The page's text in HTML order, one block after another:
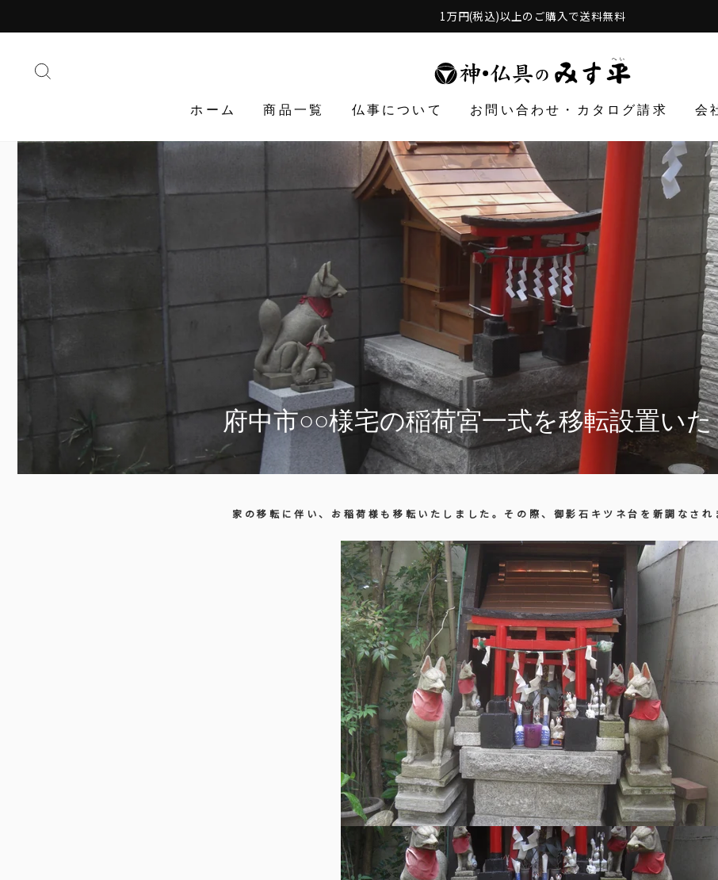
missing:
1万円(税込)以上のご購入で送料無料
ホーム 商品一覧 仏事について お問い合わせ・カタログ請求 会
府中市○○様宅の稲荷宮一式を移転設置い
家の移転に伴い、お稲荷様も移転いたしました。その際、御影石キツネ台を新調なされ